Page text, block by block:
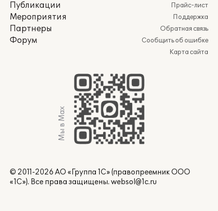
Публикации
Мероприятия
Партнеры
Форум
Прайс-лист
Поддержка
Обратная связь
Сообщить об ошибке
Карта сайта
Мы в Max
© 2011-2026 АО «Группа 1С» (правопреемник ООО
«1С»). Все права защищены. websol@1c.ru